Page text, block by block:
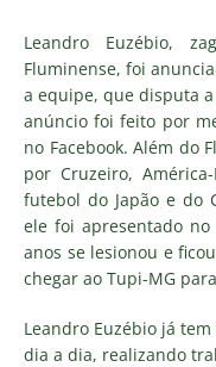
Leandro Euzébio,
Fluminense, foi
a equipe, que disputa
anúncio foi feito por
no Facebook. Além do
por Cruzeiro,
futebol do Japão e do
ele foi apresentado
anos se lesionou e
chegar ao Tupi-MG
Leandro Euzébio já
dia a dia, realizando